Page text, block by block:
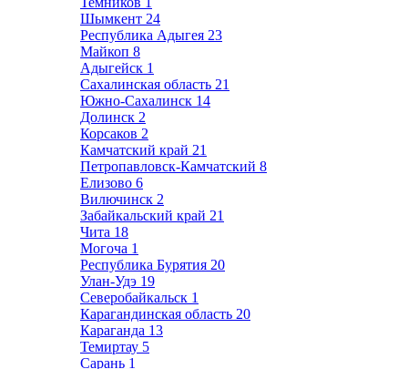
Шымкент 24
Республика Адыгея 23
Майкоп 8
Адыгейск 1
Сахалинская область 21
Южно-Сахалинск 14
Долинск 2
Корсаков 2
Камчатский край 21
Петропавловск-Камчатский 8
Елизово 6
Вилючинск 2
Забайкальский край 21
Чита 18
Могоча 1
Республика Бурятия 20
Улан-Удэ 19
Северобайкальск 1
Карагандинская область 20
Караганда 13
Темиртау 5
Сарань 1